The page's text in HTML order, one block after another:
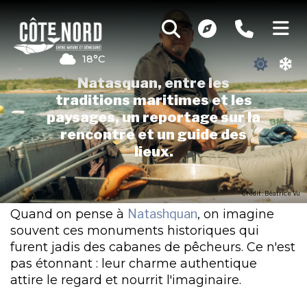
18°C
Natasquan, entre les
traditions maritimes et les
paysages, un reportage sur la
rencontre et un guide des
lieux.
Crédit : Béatrice Vu
Quand on pense à Natashquan, on imagine
souvent ces monuments historiques qui
furent jadis des cabanes de pêcheurs. Ce n'est
pas étonnant : leur charme authentique
attire le regard et nourrit l'imaginaire.